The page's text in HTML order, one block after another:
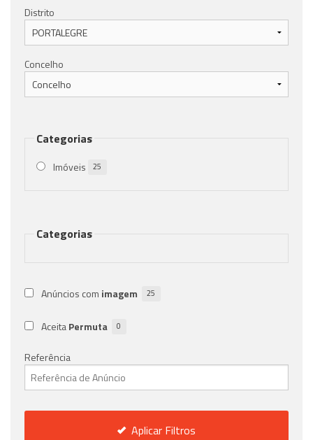
Distrito
Concelho
Categorias
Imóveis 25
Categorias
Anúncios com imagem 25
AceitaPermuta 0
Referência
Aplicar Filtros